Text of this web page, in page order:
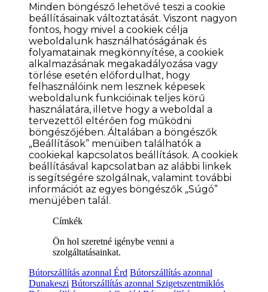
Minden böngésző lehetővé teszi a cookie
beállításainak változtatását. Viszont nagyon
fontos, hogy mivel a cookiek célja
weboldalunk használhatóságának és
folyamatainak megkönnyítése, a cookiek
alkalmazásának megakadályozása vagy
törlése esetén előfordulhat, hogy
felhasználóink nem lesznek képesek
weboldalunk funkcióinak teljes körű
használatára, illetve hogy a weboldal a
tervezettől eltérően fog működni
böngészőjében. Általában a böngészők
„Beállítások” menüiben találhatók a
cookiekal kapcsolatos beállítások. A cookiek
beállításával kapcsolatban az alábbi linkek
is segítségére szolgálnak, valamint további
információt az egyes böngészők „Súgó”
menüjében talál.
Címkék
Ön hol szeretné igénybe venni a
szolgáltatásainkat.
Bútorszállítás azonnal Érd Bútorszállítás azonnal
Dunakeszi Bútorszállítás azonnal Szigetszentmiklós